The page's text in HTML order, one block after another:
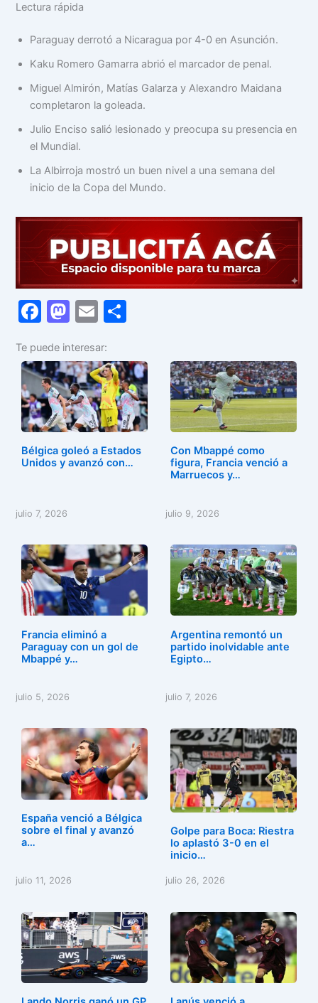
Lectura rápida
Paraguay derrotó a Nicaragua por 4-0 en Asunción.
Kaku Romero Gamarra abrió el marcador de penal.
Miguel Almirón, Matías Galarza y Alexandro Maidana
completaron la goleada.
Julio Enciso salió lesionado y preocupa su presencia en
el Mundial.
La Albirroja mostró un buen nivel a una semana del
inicio de la Copa del Mundo.
F
c
e
b
o
o
k
M
st
o
d
o
n
E
ai
l
m
p
ar
tir
Te puede interesar:
Bélgica goleó a Estados
Unidos y avanzó con…
julio 7, 2026
Con Mbappé como
figura, Francia venció a
Marruecos y…
julio 9, 2026
Francia eliminó a
Paraguay con un gol de
Mbappé y…
julio 5, 2026
Argentina remontó un
partido inolvidable ante
Egipto…
julio 7, 2026
España venció a Bélgica
sobre el final y avanzó
a…
julio 11, 2026
Golpe para Boca: Riestra
lo aplastó 3-0 en el
inicio…
julio 26, 2026